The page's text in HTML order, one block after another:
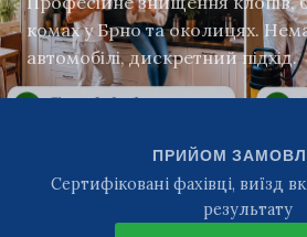
комах у Брно та околицях.
автомобілі, дискретний підхід.
ПРИЙОМ
Сертифіковані фахівці, виїзд
результату